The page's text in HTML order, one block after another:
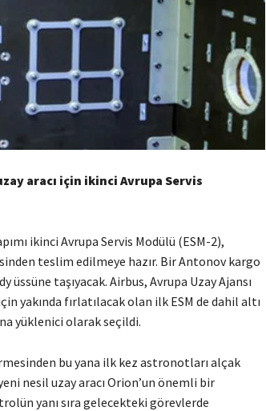
aracı için ikinci Avrupa Servis
ikinci Avrupa Servis Modülü (ESM-2),
teslim edilmeye hazır. Bir Antonov kargo
üssüne taşıyacak. Airbus, Avrupa Uzay Ajansı
yakında fırlatılacak olan ilk ESM de dahil altı
yüklenici olarak seçildi.
bu yana ilk kez astronotları alçak
nesil uzay aracı Orion’un önemli bir
yanı sıra gelecekteki görevlerde